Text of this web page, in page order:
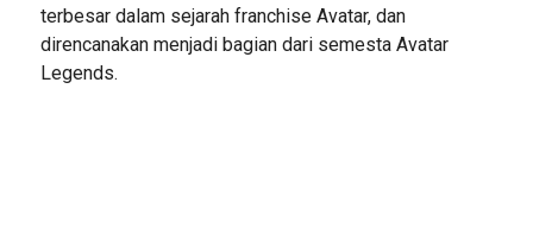
terbesar dalam sejarah franchise Avatar, dan
direncanakan menjadi bagian dari semesta Avatar
Legends.